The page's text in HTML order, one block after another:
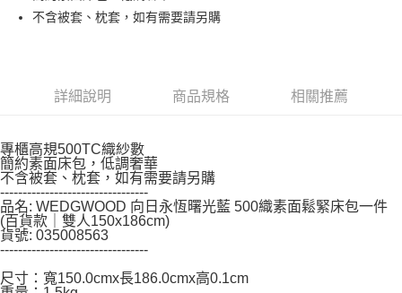
２．訂單成立數日內，您將收到繳費通知簡訊。
後付繳納相關費用。
客戶支援中心」https://netprotections.freshdesk.com/support/home
【注意事項】
易，需依本服務之必要範圍內提供個人資料，並將交易相關給付款項請求債
權轉讓予恩沛科技股份有限公司。
２．關於個人資料處理事宜，請瀏覽以下網址：
https://aftee.tw/terms/#terms3
３．未成年的使用者請事先徵得法定代理人或監護人之同意方可使用
「AFTEE先享後付」，若未經同意申辦者引起之損失，本公司不負相關責
不含被套、枕套，如有需要請另購
詳細說明 商品規格 相關推薦
專櫃高規500TC織紗數
簡約素面床包，低調奢華
不含被套、枕套，如有需要請另購
---------------------------------
品名: WEDGWOOD 向日永恆曙光藍 500織素面鬆緊床包一件
(百貨款｜雙人150x186cm)
貨號: 035008563
---------------------------------
尺寸：寬150.0cmx長186.0cmx高0.1cm